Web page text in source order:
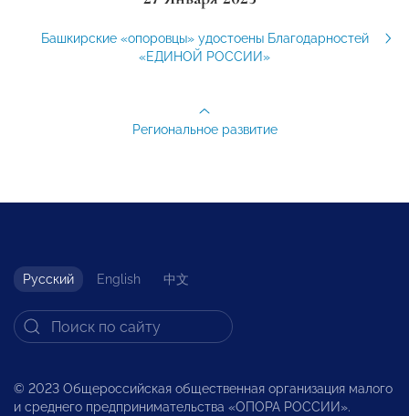
Башкирские «опоровцы» удостоены Благодарностей
«ЕДИНОЙ РОССИИ»
Региональное развитие
Русский English 中文
© 2023 Общероссийская общественная организация малого
и среднего предпринимательства «ОПОРА РОССИИ».